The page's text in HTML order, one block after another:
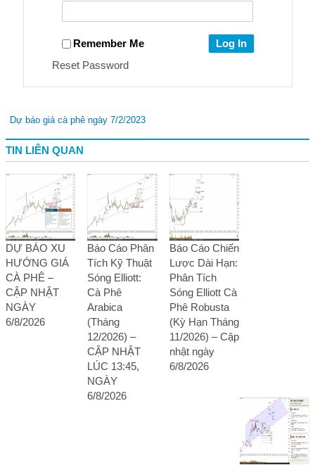
Remember Me
Reset Password
Dự báo giá cà phê ngày 7/2/2023
TIN LIÊN QUAN
DỰ BÁO XU
HƯỚNG GIÁ
CÀ PHÊ –
CẬP NHẬT
NGÀY
6/8/2026
Báo Cáo Phân
Tích Kỹ Thuật
Sóng Elliott:
Cà Phê
Arabica
(Tháng
12/2026) –
CẬP NHẬT
LÚC 13:45,
NGÀY
6/8/2026
Báo Cáo Chiến
Lược Dài Hạn:
Phân Tích
Sóng Elliott Cà
Phê Robusta
(Kỳ Hạn Tháng
11/2026) – Cập
nhật ngày
6/8/2026